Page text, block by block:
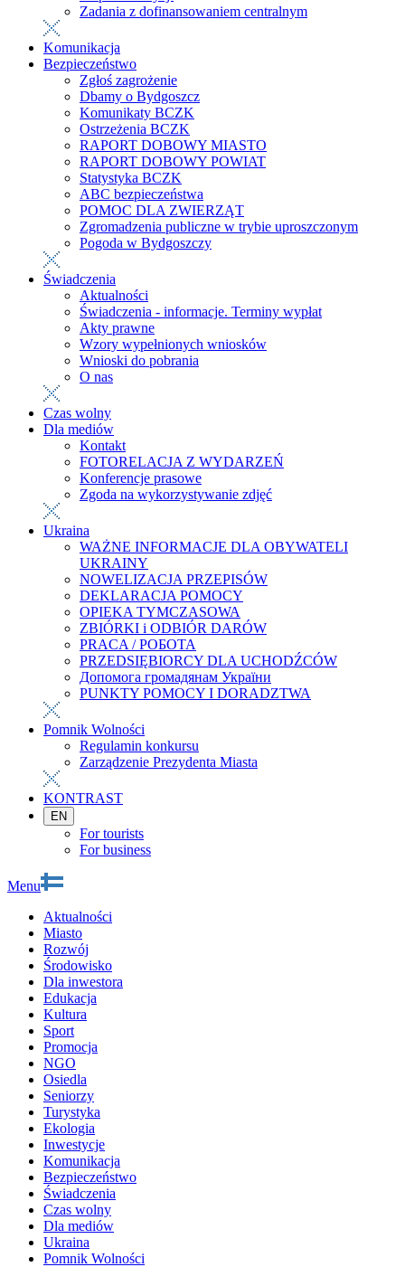
Zadania z dofinansowaniem centralnym
Komunikacja
Bezpieczeństwo
Zgłoś zagrożenie
Dbamy o Bydgoszcz
Komunikaty BCZK
Ostrzeżenia BCZK
RAPORT DOBOWY MIASTO
RAPORT DOBOWY POWIAT
Statystyka BCZK
ABC bezpieczeństwa
POMOC DLA ZWIERZĄT
Zgromadzenia publiczne w trybie uproszczonym
Pogoda w Bydgoszczy
Świadczenia
Aktualności
Świadczenia - informacje. Terminy wypłat
Akty prawne
Wzory wypełnionych wniosków
Wnioski do pobrania
O nas
Czas wolny
Dla mediów
Kontakt
FOTORELACJA Z WYDARZEŃ
Konferencje prasowe
Zgoda na wykorzystywanie zdjęć
Ukraina
WAŻNE INFORMACJE DLA OBYWATELI
UKRAINY
NOWELIZACJA PRZEPISÓW
DEKLARACJA POMOCY
OPIEKA TYMCZASOWA
ZBIÓRKI i ODBIÓR DARÓW
PRACA / РОБОТА
PRZEDSIĘBIORCY DLA UCHODŹCÓW
Допомога громадянам України
PUNKTY POMOCY I DORADZTWA
Pomnik Wolności
Regulamin konkursu
Zarządzenie Prezydenta Miasta
KONTRAST
EN
For tourists
For business
Menu
Aktualności
Miasto
Rozwój
Środowisko
Dla inwestora
Edukacja
Kultura
Sport
Promocja
NGO
Osiedla
Seniorzy
Turystyka
Ekologia
Inwestycje
Komunikacja
Bezpieczeństwo
Świadczenia
Czas wolny
Dla mediów
Ukraina
Pomnik Wolności